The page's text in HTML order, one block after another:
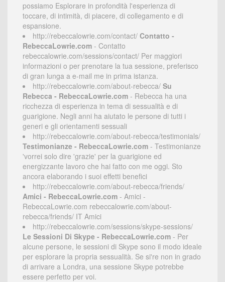
possiamo Esplorare in profondità l'esperienza di
toccare, di intimità, di piacere, di collegamento e di
espansione.
http://rebeccalowrie.com/contact/ Contatto -
RebeccaLowrie.com - Contatto
rebeccalowrie.com/sessions/contact/ Per maggiori
informazioni o per prenotare la tua sessione, preferisco
di gran lunga a e-mail me in prima istanza.
http://rebeccalowrie.com/about-rebecca/ Su
Rebecca - RebeccaLowrie.com - Rebecca ha una
ricchezza di esperienza in tema di sessualità e di
guarigione. Negli anni ha aiutato le persone di tutti i
generi e gli orientamenti sessuali
http://rebeccalowrie.com/about-rebecca/testimonials/
Testimonianze - RebeccaLowrie.com - Testimonianze
'vorrei solo dire 'grazie' per la guarigione ed
energizzante lavoro che hai fatto con me oggi. Sto
ancora elaborando i suoi effetti benefici
http://rebeccalowrie.com/about-rebecca/friends/
Amici - RebeccaLowrie.com - Amici -
RebeccaLowrie.com rebeccalowrie.com/about-
rebecca/friends/ IT Amici
http://rebeccalowrie.com/sessions/skype-sessions/
Le Sessioni Di Skype - RebeccaLowrie.com - Per
alcune persone, le sessioni di Skype sono il modo ideale
per esplorare la propria sessualità. Se si're non in grado
di arrivare a Londra, una sessione Skype potrebbe
essere perfetto per voi.